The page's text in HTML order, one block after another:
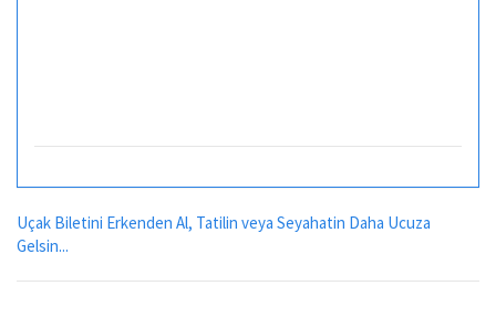
Uçak Biletini Erkenden Al, Tatilin veya Seyahatin Daha Ucuza
Gelsin...